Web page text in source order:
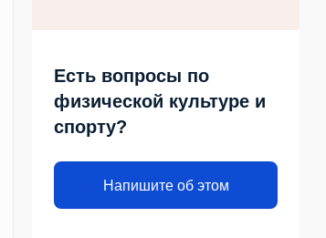
Есть вопросы по
физической культуре и
спорту?
Напишите об этом